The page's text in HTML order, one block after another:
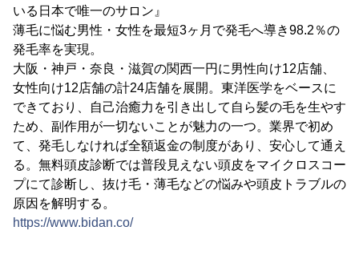
いる日本で唯一のサロン』
薄毛に悩む男性・女性を最短3ヶ月で発毛へ導き98.2％の
発毛率を実現。
大阪・神戸・奈良・滋賀の関西一円に男性向け12店舗、
女性向け12店舗の計24店舗を展開。東洋医学をベースに
できており、自己治癒力を引き出して自ら髪の毛を生やす
ため、副作用が一切ないことが魅力の一つ。業界で初め
て、発毛しなければ全額返金の制度があり、安心して通え
る。無料頭皮診断では普段見えない頭皮をマイクロスコー
プにて診断し、抜け毛・薄毛などの悩みや頭皮トラブルの
原因を解明する。
https://www.bidan.co/